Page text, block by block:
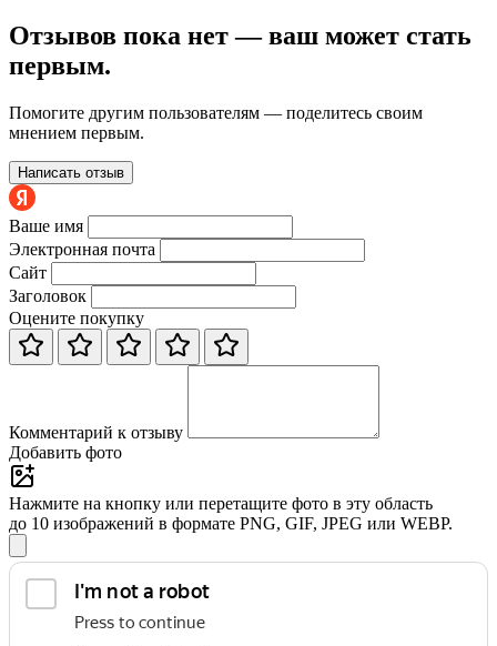
Отзывов пока нет — ваш может стать
первым.
Помогите другим пользователям — поделитесь своим
мнением первым.
Написать отзыв
Ваше имя
Электронная почта
Сайт
Заголовок
Оцените покупку
Комментарий к отзыву
Добавить фото
Нажмите на кнопку или перетащите фото в эту область
до 10 изображений в формате PNG, GIF, JPEG или WEBP.